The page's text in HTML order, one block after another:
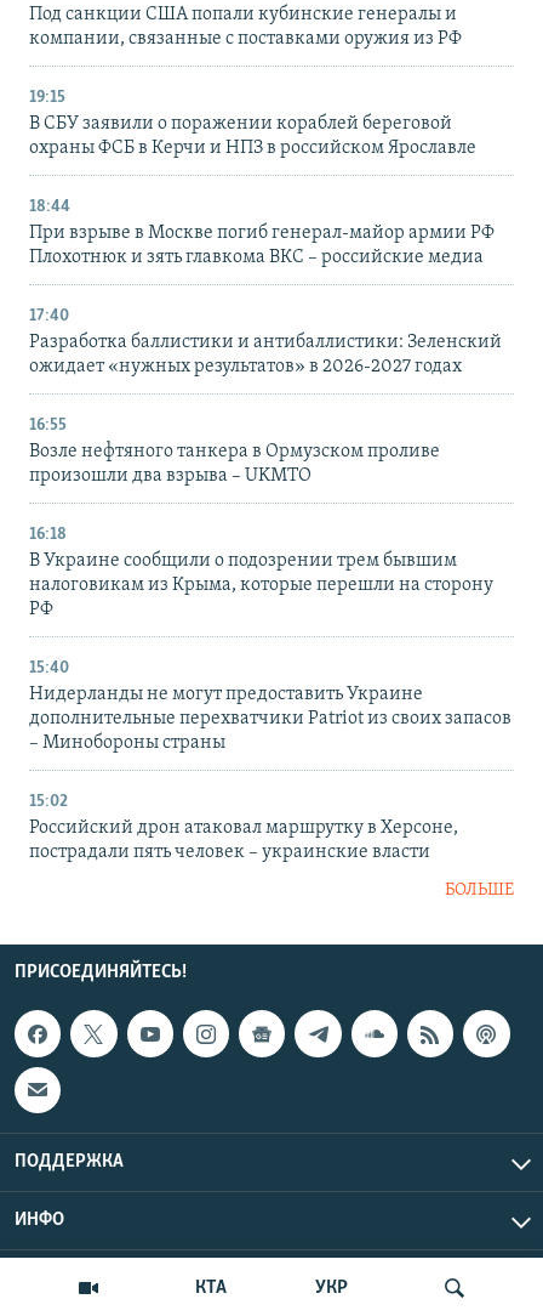
КТА УКР
Под санкции США попали кубинские генералы и
компании, связанные с поставками оружия из РФ
19:15
В СБУ заявили о поражении кораблей береговой
охраны ФСБ в Керчи и НПЗ в российском Ярославле
18:44
При взрыве в Москве погиб генерал-майор армии РФ
Плохотнюк и зять главкома ВКС – российские медиа
17:40
Разработка баллистики и антибаллистики: Зеленский
ожидает «нужных результатов» в 2026-2027 годах
16:55
Возле нефтяного танкера в Ормузском проливе
произошли два взрыва – UKMTO
16:18
В Украине сообщили о подозрении трем бывшим
налоговикам из Крыма, которые перешли на сторону
РФ
15:40
Нидерланды не могут предоставить Украине
дополнительные перехватчики Patriot из своих запасов
– Минобороны страны
15:02
Российский дрон атаковал маршрутку в Херсоне,
пострадали пять человек – украинские власти
БОЛЬШЕ
ПРИСОЕДИНЯЙТЕСЬ!
ПОДДЕРЖКА
ИНФО
Copyright Крым.Реалии, 2026 | Все права защищены.
UTC+3